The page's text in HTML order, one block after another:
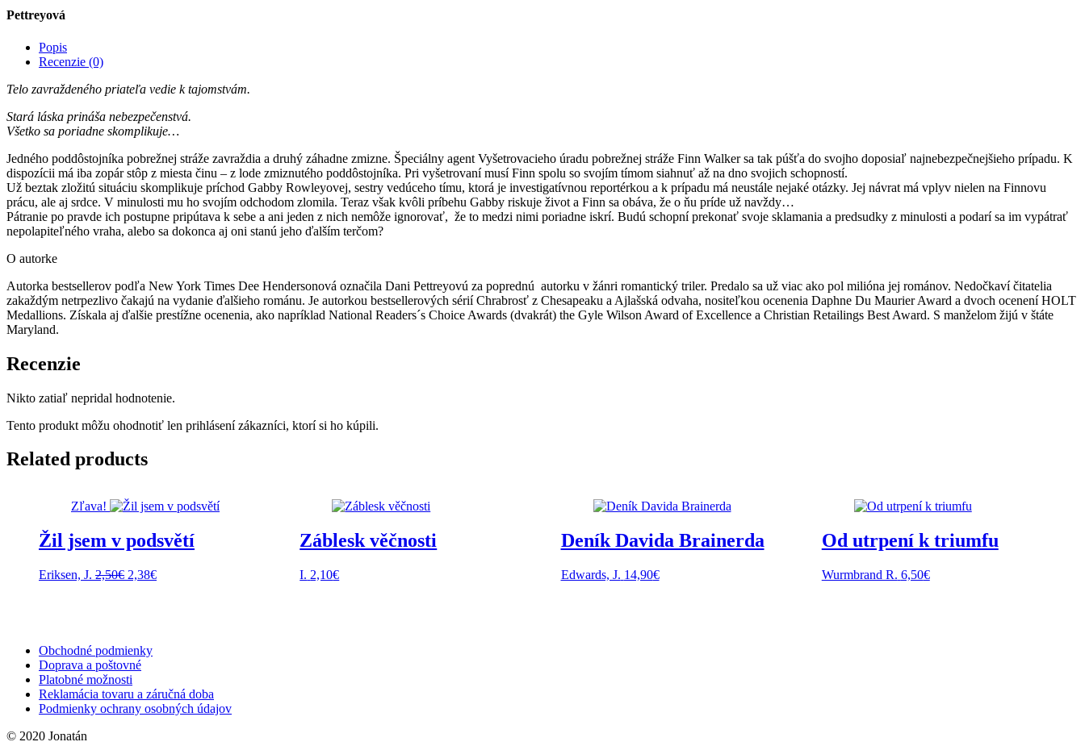
Pettreyová
Popis
Recenzie (0)
Telo zavraždeného priateľa vedie k tajomstvám.
Stará láska prináša nebezpečenstvá.
Všetko sa poriadne skomplikuje…
Jedného poddôstojníka pobrežnej stráže zavraždia a druhý záhadne zmizne. Špeciálny agent Vyšetrovacieho úradu pobrežnej stráže Finn Walker sa tak púšťa do svojho doposiaľ najnebezpečnejšieho prípadu. K
dispozícii má iba zopár stôp z miesta činu – z lode zmiznutého poddôstojníka. Pri vyšetrovaní musí Finn spolu so svojím tímom siahnuť až na dno svojich schopností.
Už beztak zložitú situáciu skomplikuje príchod Gabby Rowleyovej, sestry vedúceho tímu, ktorá je investigatívnou reportérkou a k prípadu má neustále nejaké otázky. Jej návrat má vplyv nielen na Finnovu
prácu, ale aj srdce. V minulosti mu ho svojím odchodom zlomila. Teraz však kvôli príbehu Gabby riskuje život a Finn sa obáva, že o ňu príde už navždy…
Pátranie po pravde ich postupne pripútava k sebe a ani jeden z nich nemôže ignorovať, že to medzi nimi poriadne iskrí. Budú schopní prekonať svoje sklamania a predsudky z minulosti a podarí sa im vypátrať
nepolapiteľného vraha, alebo sa dokonca aj oni stanú jeho ďalším terčom?
O autorke
Autorka bestsellerov podľa New York Times Dee Hendersonová označila Dani Pettreyovú za poprednú autorku v žánri romantický triler. Predalo sa už viac ako pol milióna jej románov. Nedočkaví čitatelia
zakaždým netrpezlivo čakajú na vydanie ďalšieho románu. Je autorkou bestsellerových sérií Chrabrosť z Chesapeaku a Ajlašská odvaha, nositeľkou ocenenia Daphne Du Maurier Award a dvoch ocenení HOLT
Medallions. Získala aj ďalšie prestížne ocenenia, ako napríklad National Readers´s Choice Awards (dvakrát) the Gyle Wilson Award of Excellence a Christian Retailings Best Award. S manželom žijú v štáte
Maryland.
Recenzie
Nikto zatiaľ nepridal hodnotenie.
Tento produkt môžu ohodnotiť len prihlásení zákazníci, ktorí si ho kúpili.
Related products
Zľava!
Žil jsem v podsvětí
Eriksen, J. 2,50€ Pôvodná
2,38€Aktuálna
Záblesk věčnosti
I. 2,10€
Deník Davida Brainerda
Edwards, J. 14,90€
Od utrpení k triumfu
Wurmbrand R. 6,50€
Obchodné podmienky
Doprava a poštovné
Platobné možnosti
Reklamácia tovaru a záručná doba
Podmienky ochrany osobných údajov
© 2020 Jonatán